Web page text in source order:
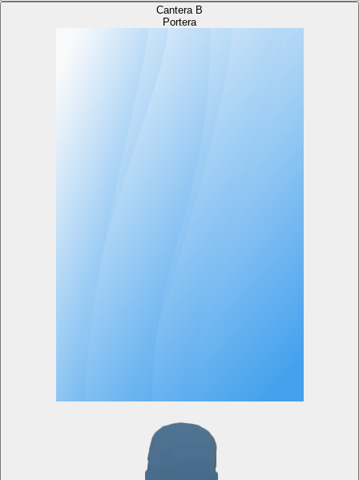
Cantera B
Portera